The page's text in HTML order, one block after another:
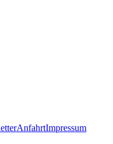
AnfahrtImpressum